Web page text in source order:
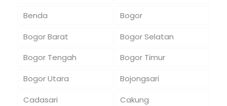
Benda
Bogor
Bogor Barat
Bogor Selatan
Bogor Tengah
Bogor Timur
Bogor Utara
Bojongsari
Cadasari
Cakung